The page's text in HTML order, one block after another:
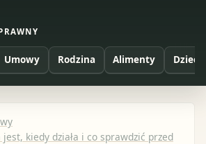
Umowy Rodzina Alimenty Dzieci
kiedy działa i co sprawdzić przed